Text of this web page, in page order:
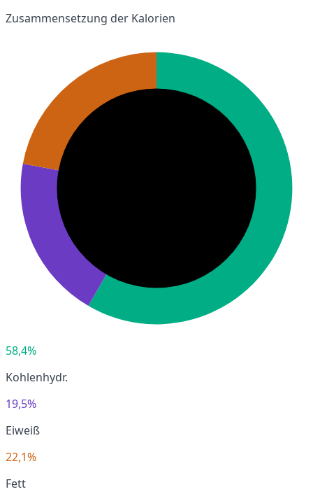
Zusammensetzung der Kalorien
58,4%
Kohlenhydr.
19,5%
Eiweiß
22,1%
Fett